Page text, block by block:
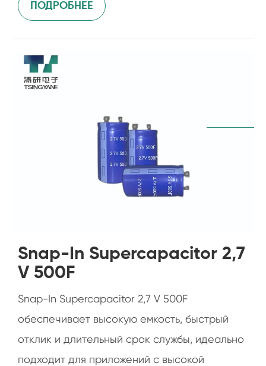
ПОДРОБНЕЕ
Snap-In Supercapacitor 2,7
V 500F
Snap-In Supercapacitor 2,7 V 500F
обеспечивает высокую емкость, быстрый
отклик и длительный срок службы, идеально
подходит для приложений с высокой